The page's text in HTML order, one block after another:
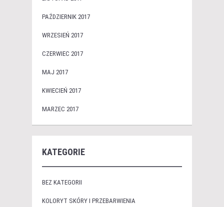
PAŹDZIERNIK 2017
WRZESIEŃ 2017
CZERWIEC 2017
MAJ 2017
KWIECIEŃ 2017
MARZEC 2017
KATEGORIE
BEZ KATEGORII
KOLORYT SKÓRY I PRZEBARWIENIA